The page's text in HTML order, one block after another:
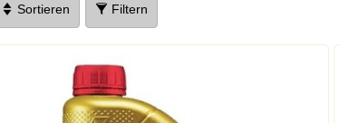
Sortieren Filtern